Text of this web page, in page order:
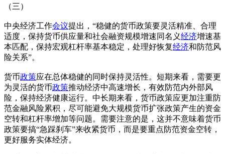
（三）
中央经济工作会议提出，“稳健的货币政策要灵活精准、合理
适度，保持货币供应量和社会融资规模增速同名义经济增速基
本匹配，保持宏观杠杆率基本稳定，处理好恢复经济和防范风
险关系”。
货币政策应在总体稳健的同时保持灵活性。短期来看，需要更
为灵活的货币政策推动经济中高速增长，有效防范内外部风
险，保持经济健康运行。中长期来看，货币政策应更加注重防
范金融风险累积，尽可能避免大规模货币扩张政策产生的资金
空转和杠杆率增加等问题。需要注意的是，这并不意味着货币
政策要搞“急踩刹车”来收紧货币，而是要重点防范资金空转，
更好服务实体经济。